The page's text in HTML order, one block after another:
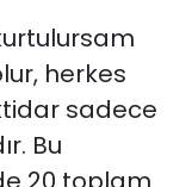
herkes
sadece
Bu